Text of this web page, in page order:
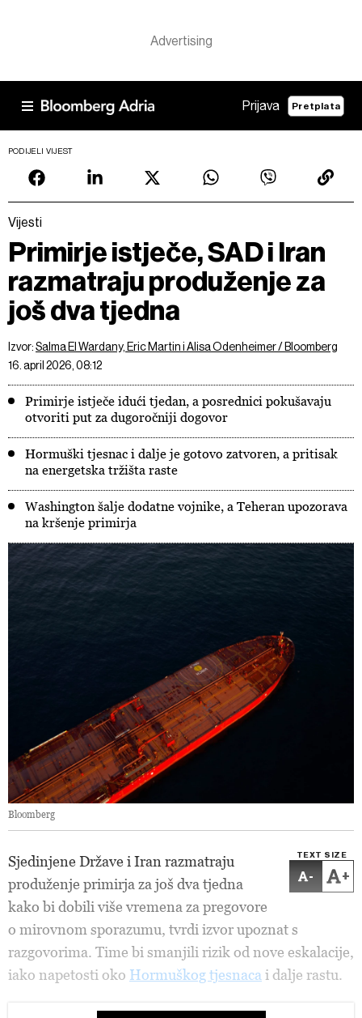
Prijava Pretplata
PODIJELI VIJEST
Vijesti
Primirje istječe, SAD i Iran
razmatraju produženje za
još dva tjedna
Izvor:Salma El Wardany, Eric Martin i Alisa Odenheimer / Bloomberg
16. april 2026, 08:12
Primirje istječe idući tjedan, a posrednici pokušavaju
otvoriti put za dugoročniji dogovor
Hormuški tjesnac i dalje je gotovo zatvoren, a pritisak
na energetska tržišta raste
Washington šalje dodatne vojnike, a Teheran upozorava
na kršenje primirja
Bloomberg
TEXT SIZE
- +
Sjedinjene Države i Iran razmatraju
produženje primirja za još dva tjedna
kako bi dobili više vremena za pregovore
o mirovnom sporazumu, tvrdi izvor upoznat s
razgovorima. Time bi smanjili rizik od nove eskalacije,
iako napetosti oko Hormuškog tjesnaca i dalje rastu.